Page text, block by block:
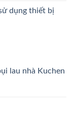
dụng thiết bị
lau nhà Kuchen